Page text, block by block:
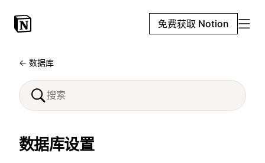
免费获取 Notion
← 数据库
数据库设置